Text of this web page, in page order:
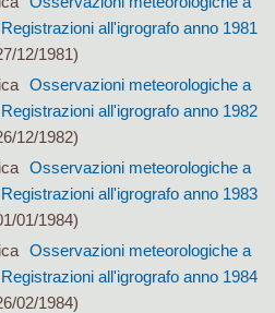
all'igrografo anno 1981
12/1981)
Osservazioni meteorologiche a
all'igrografo anno 1982
12/1982)
Osservazioni meteorologiche a
all'igrografo anno 1983
01/1984)
Osservazioni meteorologiche a
all'igrografo anno 1984
02/1984)